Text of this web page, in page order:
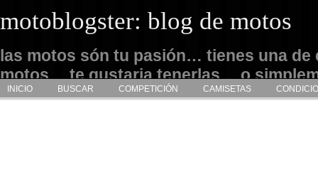
motoblogster: blog de motos
las motos són tu pasión… tienes una de
motos… te gustaria tenerlas… o
admirarlas… este es tu sitio
INICIO BUSCAR COMPETICIÓN CAMISETAS